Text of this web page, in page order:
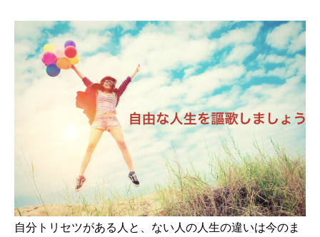
自分トリセツがある人と、ない人の人生の違いは今のま